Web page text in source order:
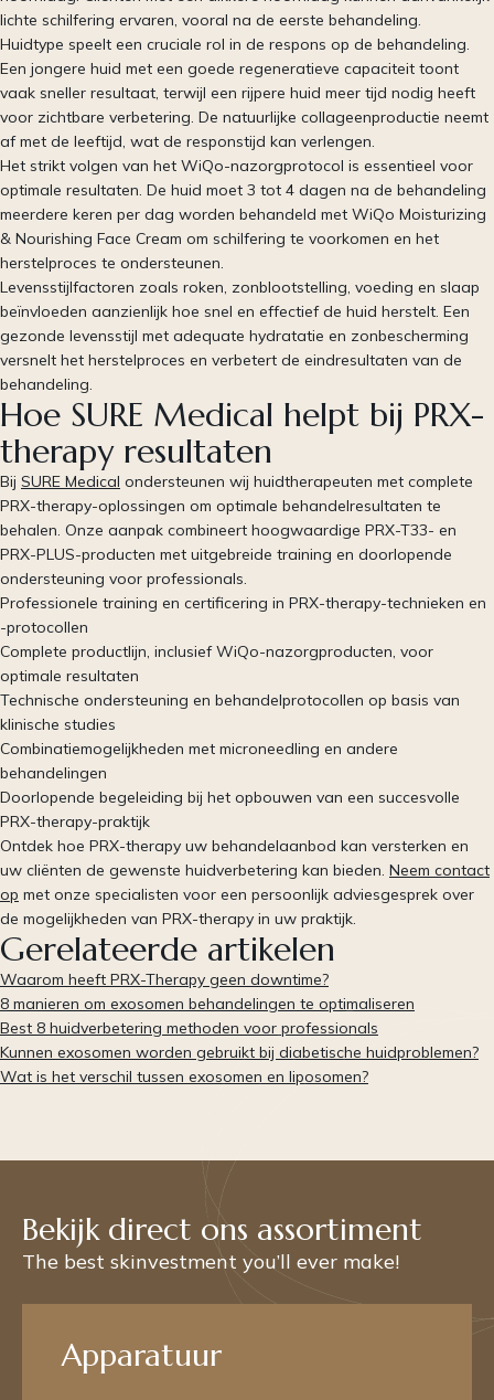
lichte schilfering ervaren, vooral na de eerste behandeling.
Huidtype speelt een cruciale rol in de respons op de behandeling.
Een jongere huid met een goede regeneratieve capaciteit toont
vaak sneller resultaat, terwijl een rijpere huid meer tijd nodig heeft
voor zichtbare verbetering. De natuurlijke collageenproductie neemt
af met de leeftijd, wat de responstijd kan verlengen.
Het strikt volgen van het WiQo-nazorgprotocol is essentieel voor
optimale resultaten. De huid moet 3 tot 4 dagen na de behandeling
meerdere keren per dag worden behandeld met WiQo Moisturizing
& Nourishing Face Cream om schilfering te voorkomen en het
herstelproces te ondersteunen.
Levensstijlfactoren zoals roken, zonblootstelling, voeding en slaap
beïnvloeden aanzienlijk hoe snel en effectief de huid herstelt. Een
gezonde levensstijl met adequate hydratatie en zonbescherming
versnelt het herstelproces en verbetert de eindresultaten van de
behandeling.
Hoe SURE Medical helpt bij PRX-
therapy resultaten
Bij SURE Medical ondersteunen wij huidtherapeuten met complete
PRX-therapy-oplossingen om optimale behandelresultaten te
behalen. Onze aanpak combineert hoogwaardige PRX-T33- en
PRX-PLUS-producten met uitgebreide training en doorlopende
ondersteuning voor professionals.
Professionele training en certificering in PRX-therapy-technieken en
-protocollen
Complete productlijn, inclusief WiQo-nazorgproducten, voor
optimale resultaten
Technische ondersteuning en behandelprotocollen op basis van
klinische studies
Combinatiemogelijkheden met microneedling en andere
behandelingen
Doorlopende begeleiding bij het opbouwen van een succesvolle
PRX-therapy-praktijk
Ontdek hoe PRX-therapy uw behandelaanbod kan versterken en
uw cliënten de gewenste huidverbetering kan bieden. Neem contact
op met onze specialisten voor een persoonlijk adviesgesprek over
de mogelijkheden van PRX-therapy in uw praktijk.
Gerelateerde artikelen
Waarom heeft PRX-Therapy geen downtime?
8 manieren om exosomen behandelingen te optimaliseren
Best 8 huidverbetering methoden voor professionals
Kunnen exosomen worden gebruikt bij diabetische huidproblemen?
Wat is het verschil tussen exosomen en liposomen?
Bekijk direct ons assortiment
The best skinvestment you’ll ever make!
Apparatuur